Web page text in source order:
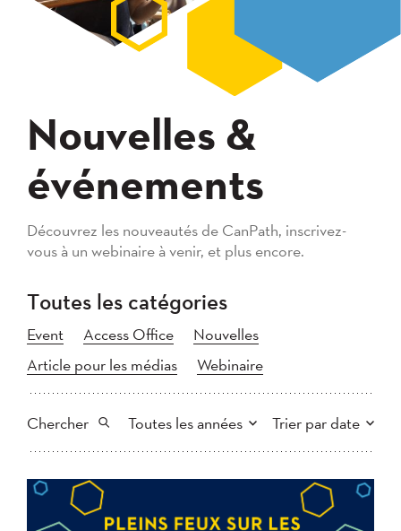
Nouvelles &
événements
Découvrez les nouveautés de CanPath, inscrivez-
vous à un webinaire à venir, et plus encore.
Toutes les catégories
Event Access Office
Nouvelles
Article pour les médias
Webinaire
Chercher Toutes les années Trier par date
Chercher
Tout 2026
2025
2024
2022
Plus récent au plus ancien